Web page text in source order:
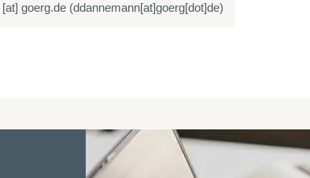
[at] goerg.de (ddannemann[at]goerg[dot]de)